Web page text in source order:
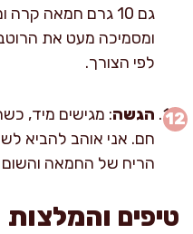
גם 10 גרם חמאה
ומסמיכה מעט את
לפי הצורך.
הגשה: מגישים מיד,
חם. אני אוהב להביא
הריח של החמאה
טיפים והמלצות